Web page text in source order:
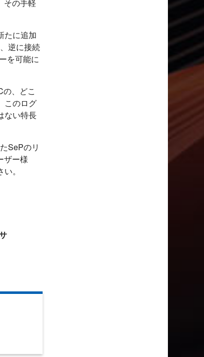
その手軽
たに追加
逆に接続
を可能に
、どこ
このログ
ない特長
SePのリ
ザー様
。